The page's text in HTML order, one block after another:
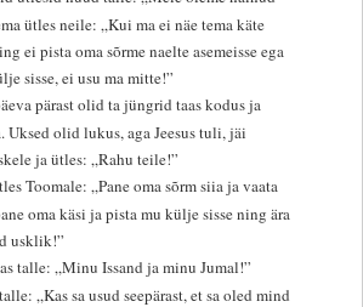
ütles neile: „Kui ma ei näe tema käte
ei pista oma sõrme naelte asemeisse ega
sisse, ei usu ma mitte!”
pärast olid ta jüngrid taas kodus ja
Uksed olid lukus, aga Jeesus tuli, jäi
ja ütles: „Rahu teile!”
Toomale: „Pane oma sõrm siia ja vaata
oma käsi ja pista mu külje sisse ning ära
usklik!”
talle: „Minu Issand ja minu Jumal!”
„Kas sa usud seepärast, et sa oled mind